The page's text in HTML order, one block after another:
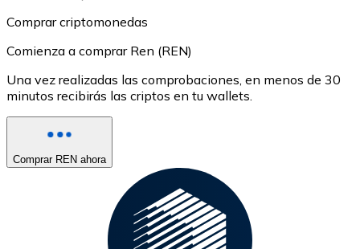
Comprar criptomonedas
Comienza a comprar Ren (REN)
Una vez realizadas las comprobaciones, en menos de 30
minutos recibirás las criptos en tu wallets.
Comprar REN ahora